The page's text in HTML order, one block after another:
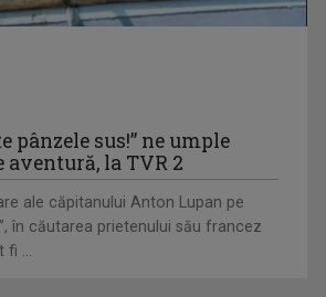
Republica Moldova, pași importanți
pânzele sus!” ne umple
la TVR 2
ale căpitanului Anton Lupan pe
în căutarea prietenului său francez
...